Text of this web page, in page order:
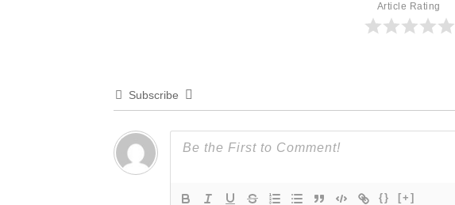
Article Rating
Subscribe
{} [+]